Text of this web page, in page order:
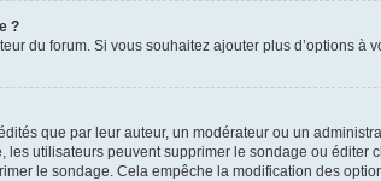
?
du forum. Si vous souhaitez ajouter plus d’options
que par leur auteur, un modérateur ou un
les utilisateurs peuvent supprimer le sondage ou
le sondage. Cela empêche la modification des